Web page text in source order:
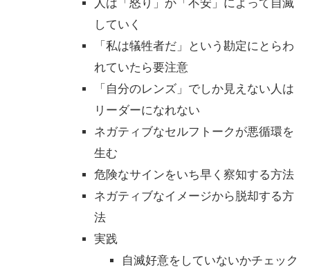
人は「怒り」か「不安」によって自滅
していく
「私は犠牲者だ」という勘定にとらわ
れていたら要注意
「自分のレンズ」でしか見えない人は
リーダーになれない
ネガティブなセルフトークが悪循環を
生む
危険なサインをいち早く察知する方法
ネガティブなイメージから脱却する方
法
実践
自滅好意をしていないかチェック